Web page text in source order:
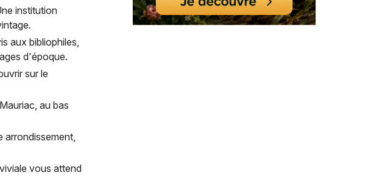
institution
aux bibliophiles,
d'époque.
sur le
au bas
arrondissement,
vous attend